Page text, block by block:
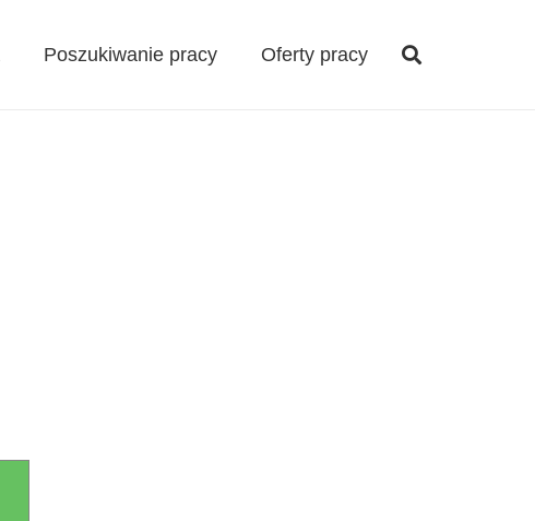
Poszukiwanie pracy Oferty pracy